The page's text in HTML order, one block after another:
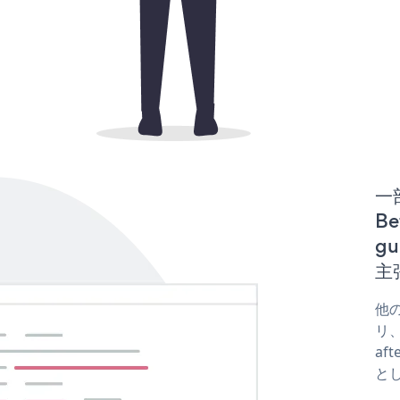
一
主
他
リ
と